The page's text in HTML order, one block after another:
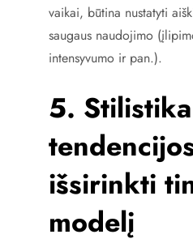
vaikai, būtina nustatyti
saugaus naudojimo
intensyvumo ir pan.).
5.
išsirinkti
modelį